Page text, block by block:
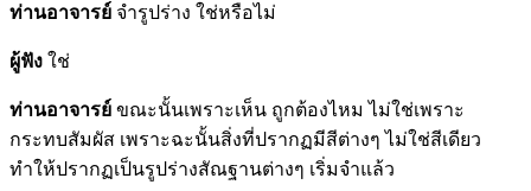
ท่านอาจารย์ จำรูปร่าง ใช่หรือไม่
ผู้ฟัง ใช่
ท่านอาจารย์ ขณะนั้นเพราะเห็น ถูกต้องไหม ไม่ใช่เพราะ
กระทบสัมผัส เพราะฉะนั้นสิ่งที่ปรากฏมีสีต่างๆ ไม่ใช่สีเดียว
ทำให้ปรากฏเป็นรูปร่างสัณฐานต่างๆ เริ่มจำแล้ว